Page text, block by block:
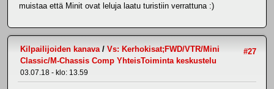
muistaa että Minit ovat leluja laatu turistiin verrattuna :)
#27
Kilpailijoiden kanava / Vs: Kerhokisat;FWD/VTR/Mini
Classic/M-Chassis Comp YhteisToiminta keskustelu
03.07.18 - klo: 13.59